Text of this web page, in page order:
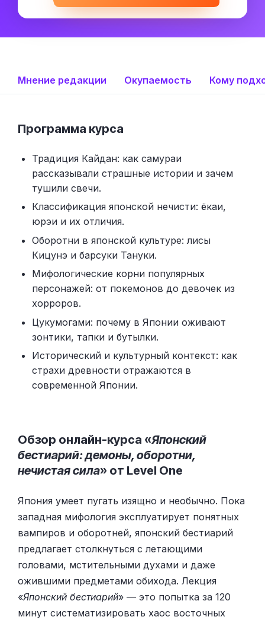
Мнение редакции Окупаемость Кому
Программа курса
Традиция Кайдан: как самураи
рассказывали страшные истории и зачем
тушили свечи.
Классификация японской нечисти: ёкаи,
юрэи и их отличия.
Оборотни в японской культуре: лисы
Кицунэ и барсуки Тануки.
Мифологические корни популярных
персонажей: от покемонов до девочек из
хорроров.
Цукумогами: почему в Японии оживают
зонтики, тапки и бутылки.
Исторический и культурный контекст: как
страхи древности отражаются в
современной Японии.
Обзор онлайн-курса «Японский
бестиарий: демоны, оборотни,
нечистая сила» от Level One
Япония умеет пугать изящно и необычно. Пока
западная мифология эксплуатирует понятных
вампиров и оборотней, японский бестиарий
предлагает столкнуться с летающими
головами, мстительными духами и даже
ожившими предметами обихода. Лекция
«Японский бестиарий» — это попытка за 120
минут систематизировать хаос восточных